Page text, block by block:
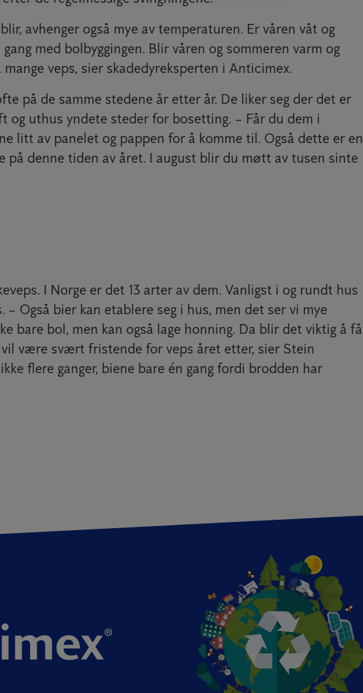
avhenger også mye av temperaturen. Er våren våt og
med bolbyggingen. Blir våren og sommeren varm og
veps, sier skadedyreksperten i Anticimex.
på de samme stedene år etter år. De liker seg der det er
og uthus yndete steder for bosetting. – Får du dem i
litt av panelet og pappen for å komme til. Også dette er en
på denne tiden av året. I august blir du møtt av tusen sinte
I Norge er det 13 arter av dem. Vanligst i og rundt hus
– Også bier kan etablere seg i hus, men det ser vi mye
bare bol, men kan også lage honning. Da blir det viktig å få
være svært fristende for veps året etter, sier Stein
flere ganger, biene bare én gang fordi brodden har